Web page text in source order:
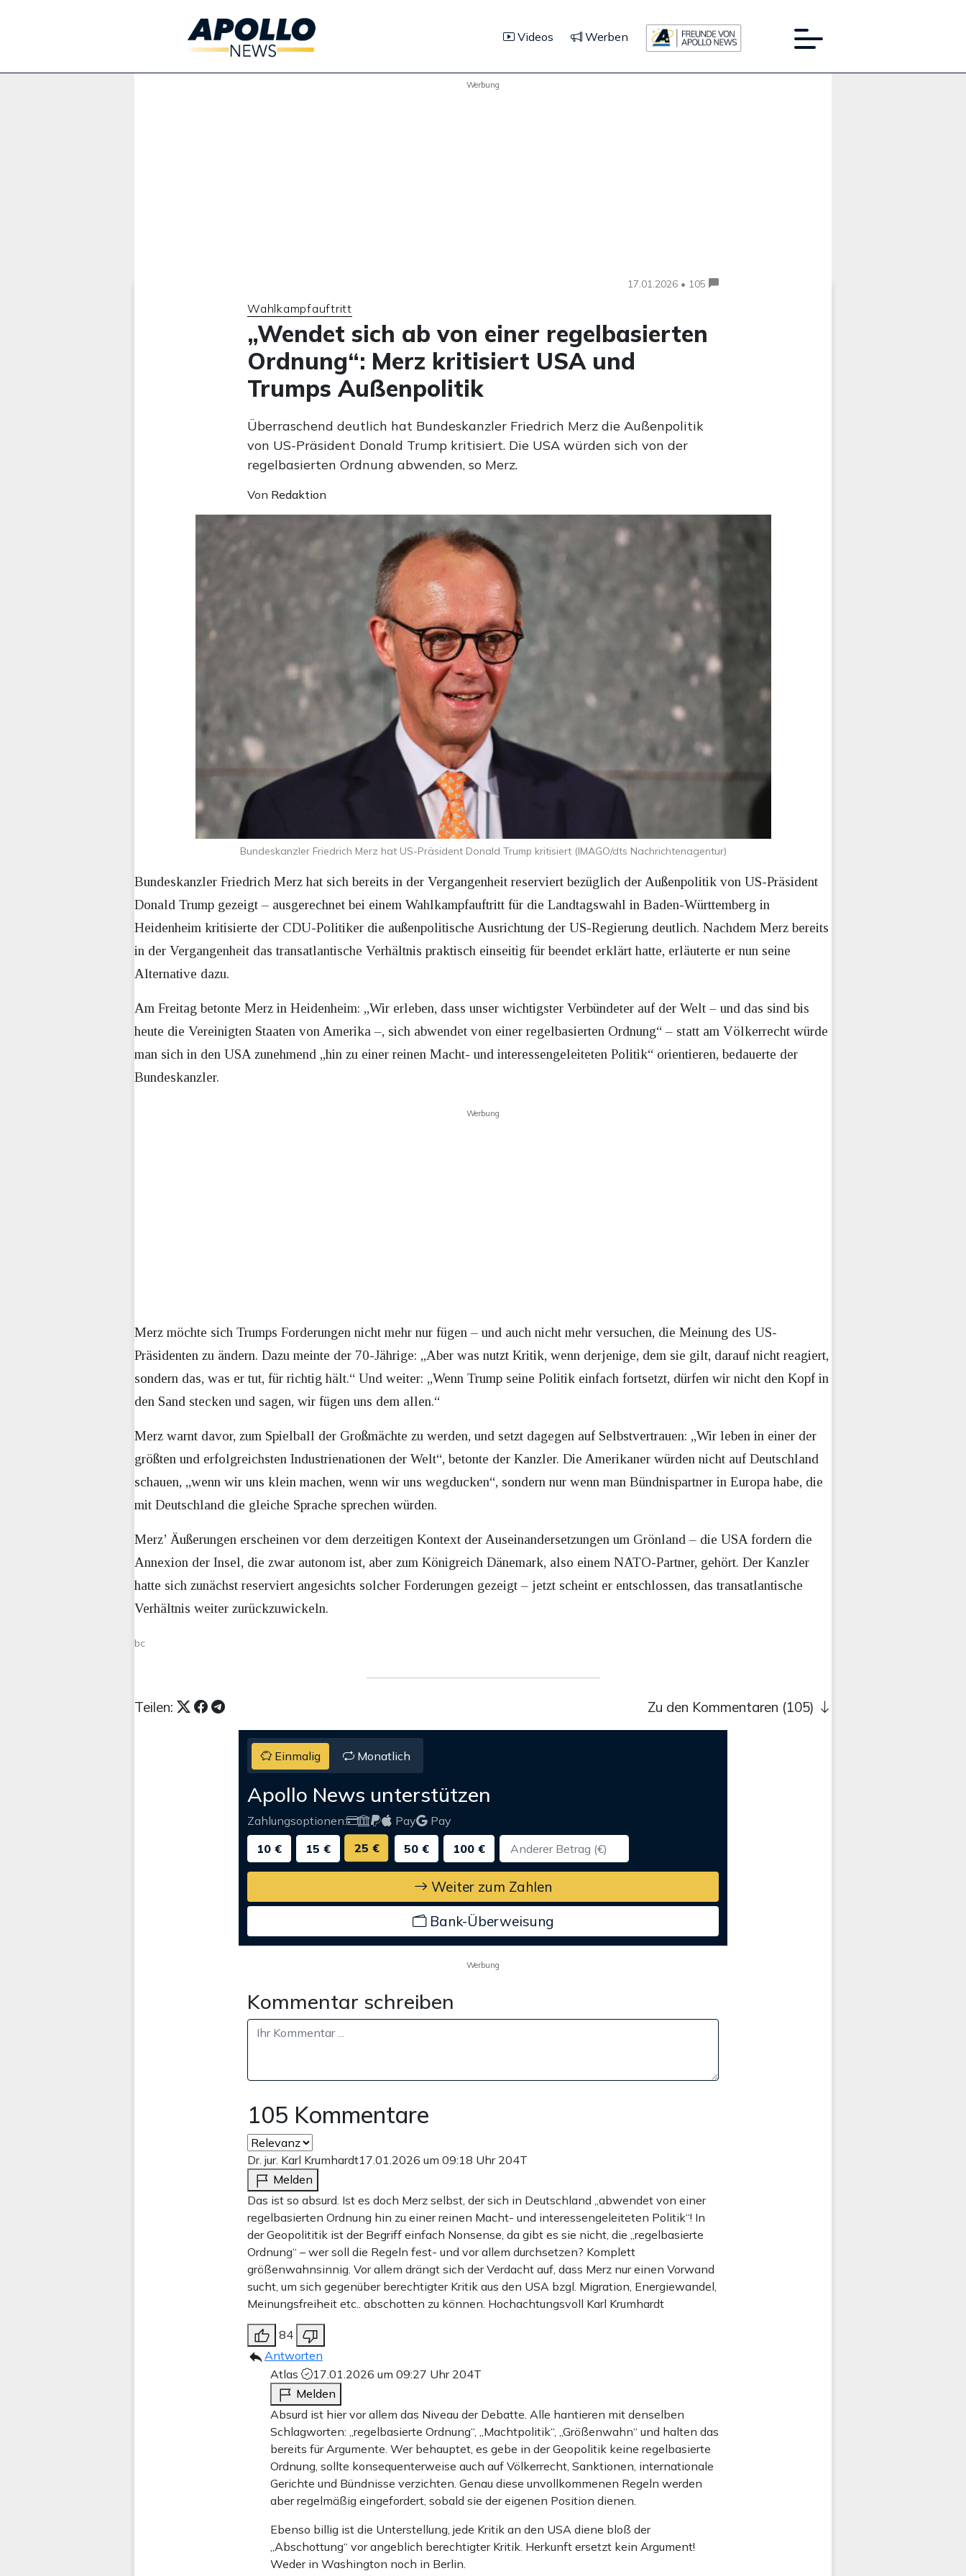
Videos Werben
Werbung
17.01.2026 • 105
Wahlkampfauftritt
„Wendet sich ab von einer regelbasierten
Ordnung“: Merz kritisiert USA und
Trumps Außenpolitik
Überraschend deutlich hat Bundeskanzler Friedrich Merz die Außenpolitik
von US-Präsident Donald Trump kritisiert. Die USA würden sich von der
regelbasierten Ordnung abwenden, so Merz.
Von Redaktion
Bundeskanzler Friedrich Merz hat US-Präsident Donald Trump kritisiert (IMAGO/dts Nachrichtenagentur)
Bundeskanzler Friedrich Merz hat sich bereits in der Vergangenheit reserviert bezüglich der Außenpolitik von US-Präsident
Donald Trump gezeigt – ausgerechnet bei einem Wahlkampfauftritt für die Landtagswahl in Baden-Württemberg in
Heidenheim kritisierte der CDU-Politiker die außenpolitische Ausrichtung der US-Regierung deutlich. Nachdem Merz bereits
in der Vergangenheit das transatlantische Verhältnis praktisch einseitig für beendet erklärt hatte, erläuterte er nun seine
Alternative dazu.
Am Freitag betonte Merz in Heidenheim: „Wir erleben, dass unser wichtigster Verbündeter auf der Welt – und das sind bis
heute die Vereinigten Staaten von Amerika –, sich abwendet von einer regelbasierten Ordnung“ – statt am Völkerrecht würde
man sich in den USA zunehmend „hin zu einer reinen Macht- und interessengeleiteten Politik“ orientieren, bedauerte der
Bundeskanzler.
Werbung
Merz möchte sich Trumps Forderungen nicht mehr nur fügen – und auch nicht mehr versuchen, die Meinung des US-
Präsidenten zu ändern. Dazu meinte der 70-Jährige: „Aber was nutzt Kritik, wenn derjenige, dem sie gilt, darauf nicht reagiert,
sondern das, was er tut, für richtig hält.“ Und weiter: „Wenn Trump seine Politik einfach fortsetzt, dürfen wir nicht den Kopf in
den Sand stecken und sagen, wir fügen uns dem allen.“
Merz warnt davor, zum Spielball der Großmächte zu werden, und setzt dagegen auf Selbstvertrauen: „Wir leben in einer der
größten und erfolgreichsten Industrienationen der Welt“, betonte der Kanzler. Die Amerikaner würden nicht auf Deutschland
schauen, „wenn wir uns klein machen, wenn wir uns wegducken“, sondern nur wenn man Bündnispartner in Europa habe, die
mit Deutschland die gleiche Sprache sprechen würden.
Merz’ Äußerungen erscheinen vor dem derzeitigen Kontext der Auseinandersetzungen um Grönland – die USA fordern die
Annexion der Insel, die zwar autonom ist, aber zum Königreich Dänemark, also einem NATO-Partner, gehört. Der Kanzler
hatte sich zunächst reserviert angesichts solcher Forderungen gezeigt – jetzt scheint er entschlossen, das transatlantische
Verhältnis weiter zurückzuwickeln.
bc
Teilen: Zu den Kommentaren (105)
Einmalig Monatlich
Apollo News unterstützen
Zahlungsoptionen: Pay
Pay
10 €
15 € 25 € 50 € 100 €
Weiter zum Zahlen
Bank-Überweisung
Werbung
Kommentar schreiben
105 Kommentare
Dr. jur. Karl Krumhardt17.01.2026 um 09:18 Uhr 204T
Melden
Das ist so absurd. Ist es doch Merz selbst, der sich in Deutschland „abwendet von einer
regelbasierten Ordnung hin zu einer reinen Macht- und interessengeleiteten Politik“! In
der Geopolititik ist der Begriff einfach Nonsense, da gibt es sie nicht, die „regelbasierte
Ordnung“ – wer soll die Regeln fest- und vor allem durchsetzen? Komplett
größenwahnsinnig. Vor allem drängt sich der Verdacht auf, dass Merz nur einen Vorwand
sucht, um sich gegenüber berechtigter Kritik aus den USA bzgl. Migration, Energiewandel,
Meinungsfreiheit etc.. abschotten zu können. Hochachtungsvoll Karl Krumhardt
84
Antworten
Atlas
17.01.2026 um 09:27 Uhr 204T
Melden
Absurd ist hier vor allem das Niveau der Debatte. Alle hantieren mit denselben
Schlagworten: „regelbasierte Ordnung“, „Machtpolitik“, „Größenwahn“ und halten das
bereits für Argumente. Wer behauptet, es gebe in der Geopolitik keine regelbasierte
Ordnung, sollte konsequenterweise auch auf Völkerrecht, Sanktionen, internationale
Gerichte und Bündnisse verzichten. Genau diese unvollkommenen Regeln werden
aber regelmäßig eingefordert, sobald sie der eigenen Position dienen.
Ebenso billig ist die Unterstellung, jede Kritik an den USA diene bloß der
„Abschottung“ vor angeblich berechtigter Kritik. Herkunft ersetzt kein Argument!
Weder in Washington noch in Berlin.